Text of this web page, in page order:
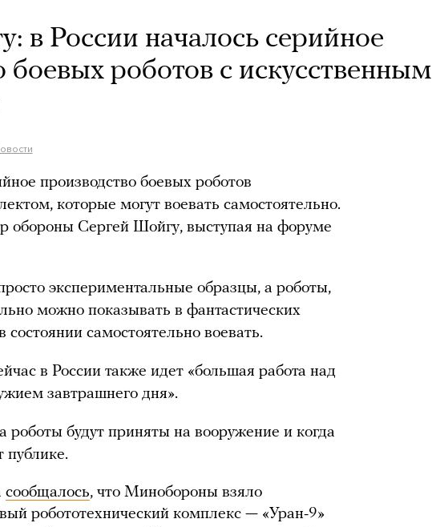
в России началось серийное
боевых роботов с искусственным
производство боевых роботов
которые могут воевать самостоятельно.
обороны Сергей Шойгу, выступая на форуме
экспериментальные образцы, а роботы,
можно показывать в фантастических
состоянии самостоятельно воевать.
в России также идет «большая работа над
завтрашнего дня».
роботы будут приняты на вооружение и когда
публике.
сообщалось, что Минобороны взяло
робототехнический комплекс — «Уран-9»